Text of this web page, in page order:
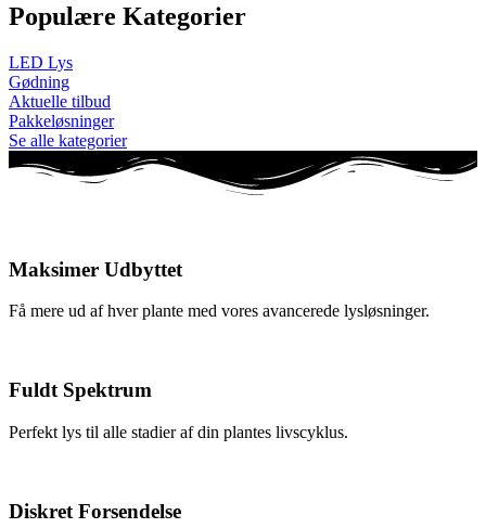
Populære Kategorier
LED Lys
Gødning
Aktuelle tilbud
Pakkeløsninger
Se alle kategorier
Maksimer Udbyttet
Få mere ud af hver plante med vores avancerede lysløsninger.
Fuldt Spektrum
Perfekt lys til alle stadier af din plantes livscyklus.
Diskret Forsendelse